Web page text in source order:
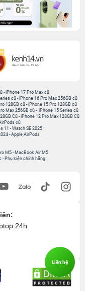
-iPhone 17 Pro Max cũ
cũ- iPhone 16 Pro Max 256GB cũ
128GB cũ-iPhone 15 Pro 128GB cũ
Max 256GB cũ- iPhone 15 Series cũ
Cũ-iPhone 12 Pro Max 128GB Cũ
cũ
11 -Watch SE 2025
-Apple AirPods
M5- MacBook Air M5
- Phụ kiện chính hãng
24h
Liên hệ